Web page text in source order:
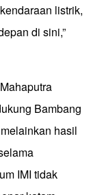
listrik,
di sini,”
Bambang
hasil
IMI tidak